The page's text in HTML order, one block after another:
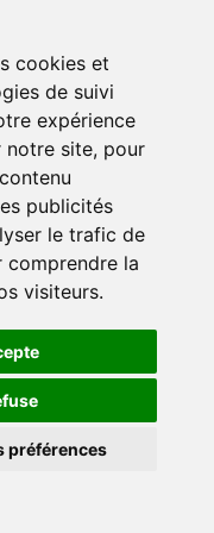
cookies et
de suivi
expérience
notre site, pour
publicités
le trafic de
la
visiteurs.
préférences